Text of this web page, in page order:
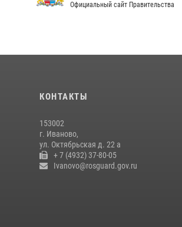
Официальный сайт Правительства
КОНТАКТЫ
153002
г. Иваново,
ул. Октябрьская д. 22 а
+ 7 (4932) 37-80-05
Ivanovo@rosguard.gov.ru